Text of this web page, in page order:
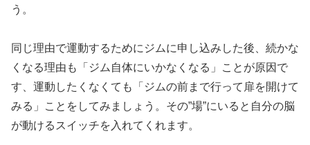
う。
同じ理由で運動するためにジムに申し込みした後、続かな
くなる理由も「ジム自体にいかなくなる」ことが原因で
す、運動したくなくても「ジムの前まで行って扉を開けて
みる」ことをしてみましょう。その”場”にいると自分の脳
が動けるスイッチを入れてくれます。